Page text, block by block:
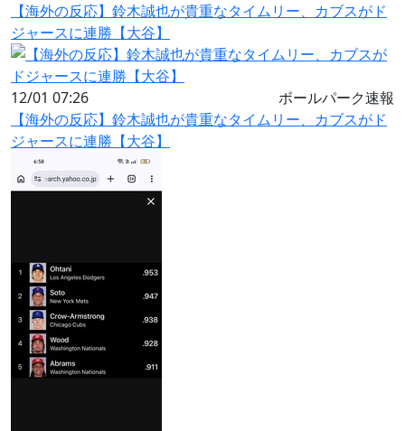
【海外の反応】鈴木誠也が貴重なタイムリー、カブスがド
ジャースに連勝【大谷】
12/01 07:26
ボールパーク速報
【海外の反応】鈴木誠也が貴重なタイムリー、カブスがド
ジャースに連勝【大谷】